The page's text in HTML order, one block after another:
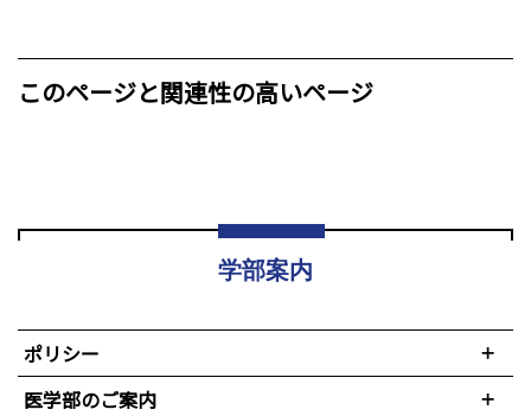
このページと関連性の高いページ
学部案内
ポリシー
医学部のご案内